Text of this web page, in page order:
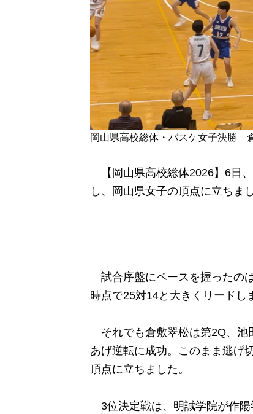
岡山県高校総体・バスケ女子決勝
【岡山県高校総体2026】6日
し、岡山県女子の頂点に立ちまし
試合序盤にペースを握ったの
時点で25対14と大きくリードし
それでも倉敷翠松は第2Q、池
あげ逆転に成功。このまま逃げ
頂点に立ちました。
3位決定戦は、明誠学院が作陽